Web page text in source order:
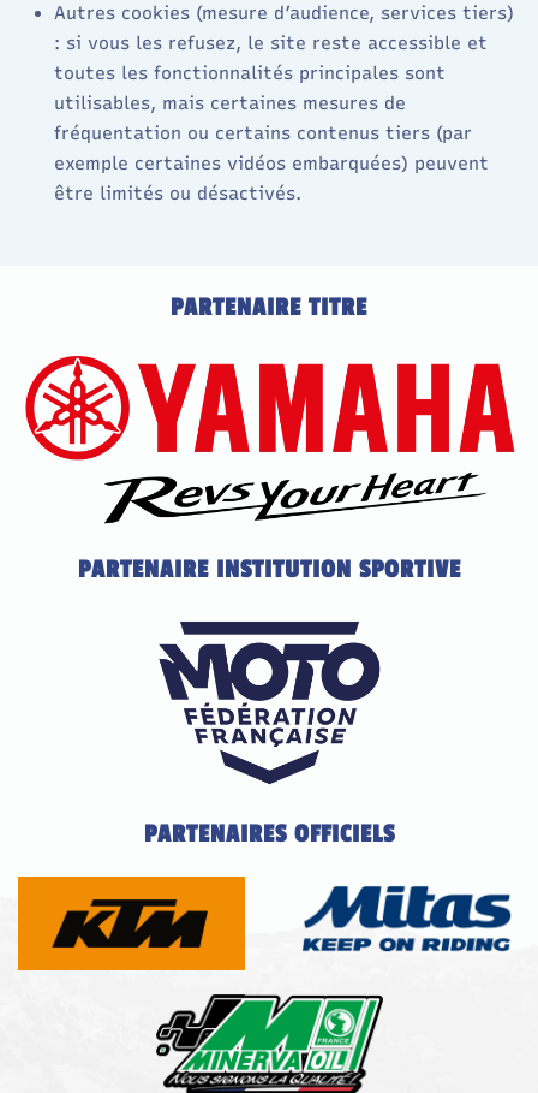
Autres cookies (mesure d’audience, services tiers)
: si vous les refusez, le site reste accessible et
toutes les fonctionnalités principales sont
utilisables, mais certaines mesures de
fréquentation ou certains contenus tiers (par
exemple certaines vidéos embarquées) peuvent
être limités ou désactivés.
PARTENAIRE TITRE
PARTENAIRE INSTITUTION SPORTIVE
PARTENAIRES OFFICIELS